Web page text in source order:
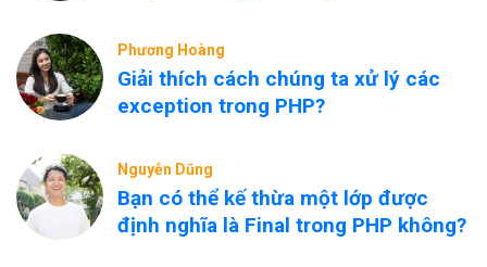
Phương Hoàng
Giải thích cách chúng ta xử lý các
exception trong PHP?
Nguyễn Dũng
Bạn có thể kế thừa một lớp được
định nghĩa là Final trong PHP không?